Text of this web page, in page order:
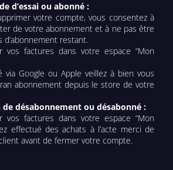
d’essai ou abonné :
votre compte, vous consentez à
de votre abonnement et à ne pas être
restant.
vos factures dans votre espace “Mon
via Google ou Apple veillez à bien vous
abonnement depuis le store de votre
de désabonnement ou désabonné :
vos factures dans votre espace “Mon
effectué des achats à l’acte merci de
avant de fermer votre compte.